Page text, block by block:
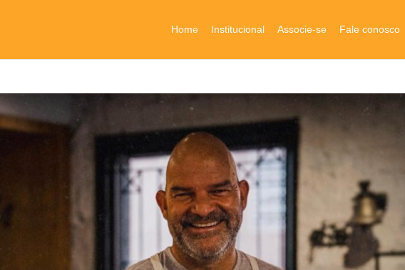
Home Institucional Associe-se Fale conosco